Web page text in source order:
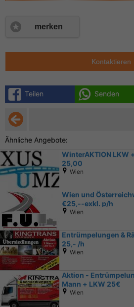
merken
Kontaktieren
Teilen Senden
Ähnliche Angebote:
WinterAKTION LKW
25,00
Wien
Wien und
€25,--exkl. p/h
Wien
Entrümpelungen &
25,- /h
Wien
Aktion -
Mann + LKW 25€
Wien